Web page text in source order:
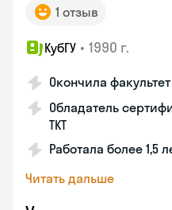
1 отзыв
КубГУ • 1990 г.
Окончила
Обладатель
TKT
Работала более 1,5
Читать дальше